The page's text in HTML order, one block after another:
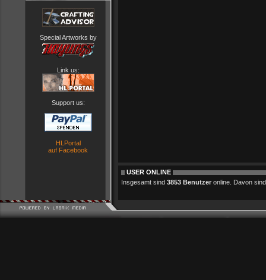
Special Artworks by
Link us:
Support us:
HLPortal
auf Facebook
USER ONLINE
Insgesamt sind 3853 Benutzer online. Davon